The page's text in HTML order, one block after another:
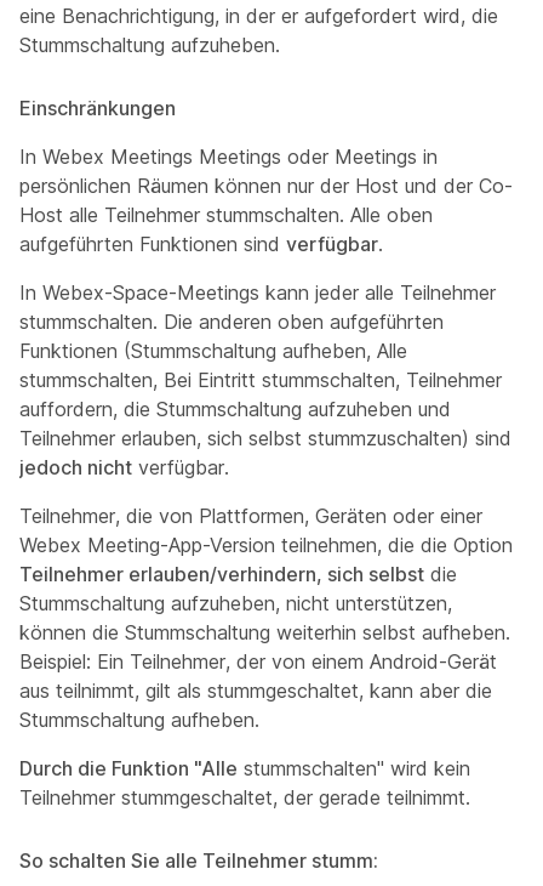
eine Benachrichtigung, in der er aufgefordert wird, die
Stummschaltung aufzuheben.
Einschränkungen
In Webex Meetings Meetings oder Meetings in
persönlichen Räumen können nur der Host und der Co-
Host alle Teilnehmer stummschalten. Alle oben
aufgeführten Funktionen sind verfügbar.
In Webex-Space-Meetings kann jeder alle Teilnehmer
stummschalten. Die anderen oben aufgeführten
Funktionen (Stummschaltung aufheben, Alle
stummschalten, Bei Eintritt stummschalten, Teilnehmer
auffordern, die Stummschaltung aufzuheben und
Teilnehmer erlauben, sich selbst stummzuschalten) sind
jedoch nicht verfügbar.
Teilnehmer, die von Plattformen, Geräten oder einer
Webex Meeting-App-Version teilnehmen, die die Option
Teilnehmer erlauben/verhindern, sich selbst die
Stummschaltung aufzuheben, nicht unterstützen,
können die Stummschaltung weiterhin selbst aufheben.
Beispiel: Ein Teilnehmer, der von einem Android-Gerät
aus teilnimmt, gilt als stummgeschaltet, kann aber die
Stummschaltung aufheben.
Durch die Funktion "Alle stummschalten" wird kein
Teilnehmer stummgeschaltet, der gerade teilnimmt.
So schalten Sie alle Teilnehmer stumm: